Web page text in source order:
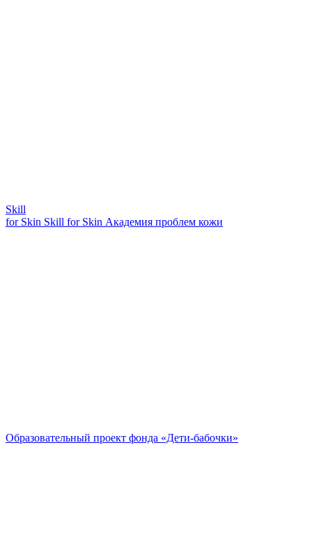
Skill
for Skin Skill for Skin Академия проблем кожи
Образовательный проект фонда «Дети-бабочки»